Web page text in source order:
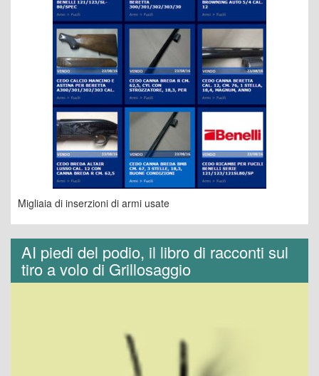
Migliaia di inserzioni di armi usate
AI piedi del podio, il libro di racconti sul
tiro a volo di Grillosaggio